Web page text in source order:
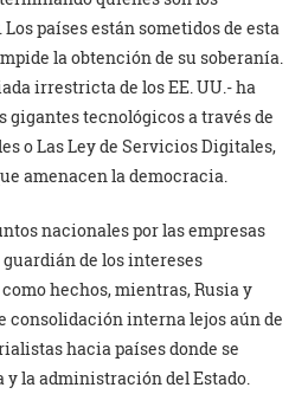
países están sometidos de esta
la obtención de su soberanía.
irrestricta de los EE. UU.- ha
gigantes tecnológicos a través de
o Las Ley de Servicios Digitales,
amenacen la democracia.
nacionales por las empresas
de los intereses
hechos, mientras, Rusia y
consolidación interna lejos aún de
hacia países donde se
la administración del Estado.